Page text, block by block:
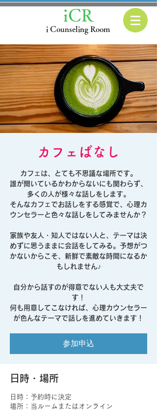
i Counseling Room
iCR
カフェばなし
カフェは、とても不思議な場所です。
誰が聞いているかわからないにも関わらず、
多くの人が様々な話しをします。
そんなカフェでお話しをする感覚で、心理カ
ウンセラーと色々な話しをしてみませんか？
家族や友人・知人ではない人と、テーマは決
めずに思うままに会話をしてみる。予想がつ
かないからこそ、新鮮で素敵な時間になるか
もしれません♪
自分から話すのが得意でない人も大丈夫で
す！
何も用意してこなければ、心理カウンセラー
が色んなテーマで話しを進めていきます！
参加申込
日時・場所
日時：予約時に決定
場所：当ルームまたはオンライン